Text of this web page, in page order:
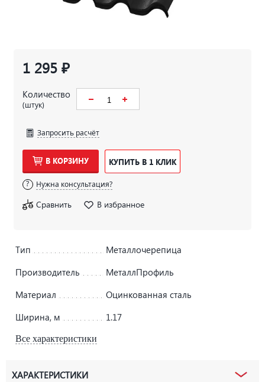
1 295 ₽
Количество
(штук)
Запросить расчёт
В КОРЗИНУ КУПИТЬ В 1 КЛИК
Нужна консультация?
Сравнить В избранное
Тип
Металлочерепица
Производитель
МеталлПрофиль
Материал
Оцинкованная сталь
Ширина, м
1.17
Все характеристики
ХАРАКТЕРИСТИКИ